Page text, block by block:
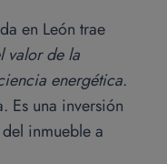
en León trae
valor de la
energética.
Es una inversión
inmueble a